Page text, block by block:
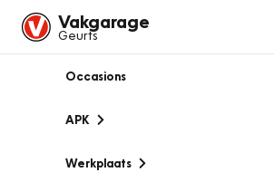
Vakgarage
Geurts
Occasions
APK
Werkplaats